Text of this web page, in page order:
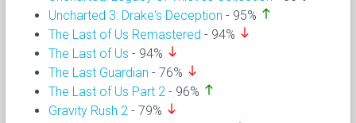
Uncharted 3: Drake's Deception - 95% north
The Last of Us Remastered - 94% south
The Last of Us - 94% south
The Last Guardian - 76% south
The Last of Us Part 2 - 96% north
Gravity Rush 2 - 79% south